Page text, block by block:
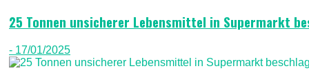
25 Tonnen unsicherer Lebensmittel in Supermarkt
- 17/01/2025